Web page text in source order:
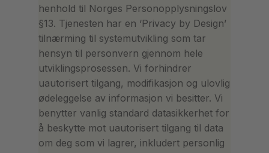
henhold til Norges Personopplysningslov
§13. Tjenesten har en ‘Privacy by Design’
tilnærming til systemutvikling som tar
hensyn til personvern gjennom hele
utviklingsprosessen. Vi forhindrer
uautorisert tilgang, modifikasjon og ulovlig
ødeleggelse av informasjon vi besitter. Vi
benytter vanlig standard datasikkerhet for
å beskytte mot uautorisert tilgang til data
om deg som vi lagrer, inkludert personlig